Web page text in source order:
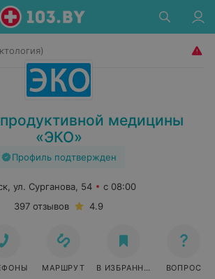
медицины
«ЭКО»
Профиль подтвержден
ул. Сурганова, 54
с 08:00
397 отзывов
4.9
МАРШРУТ В ИЗБРАННОЕ ВОПРОС